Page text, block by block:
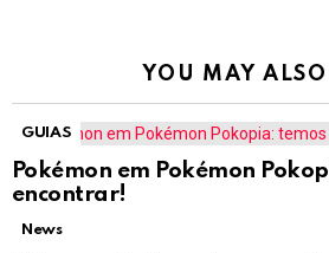
YOU MAY
GUIAS
Pokémon em Pokémon
encontrar!
News